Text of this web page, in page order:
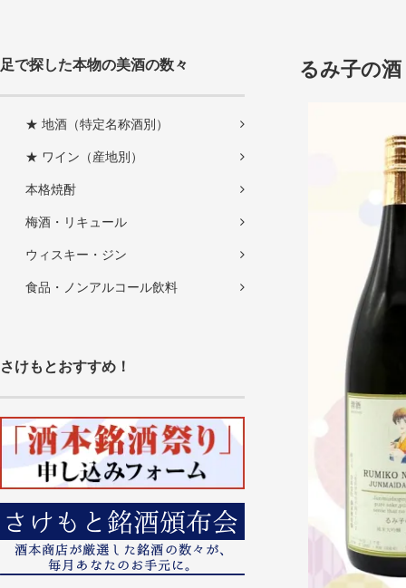
足で探した本物の美酒の数々
★ 地酒（特定名称酒別）
★ ワイン（産地別）
本格焼酎
梅酒・リキュール
ウィスキー・ジン
食品・ノンアルコール飲料
さけもとおすすめ！
るみ子の